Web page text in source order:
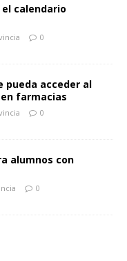
calendario
0
pueda acceder al
farmacias
0
alumnos con
0